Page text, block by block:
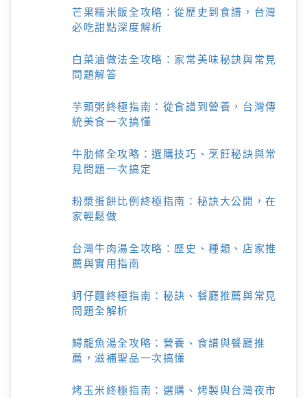
芒果糯米飯全攻略：從歷史到食譜，台灣
必吃甜點深度解析
白菜滷做法全攻略：家常美味秘訣與常見
問題解答
芋頭粥終極指南：從食譜到營養，台灣傳
統美食一次搞懂
牛肋條全攻略：選購技巧、烹飪秘訣與常
見問題一次搞定
粉漿蛋餅比例終極指南：秘訣大公開，在
家輕鬆做
台灣牛肉湯全攻略：歷史、種類、店家推
薦與實用指南
蚵仔麵終極指南：秘訣、餐廳推薦與常見
問題全解析
鱘龍魚湯全攻略：營養、食譜與餐廳推
薦，滋補聖品一次搞懂
烤玉米終極指南：選購、烤製與台灣夜市